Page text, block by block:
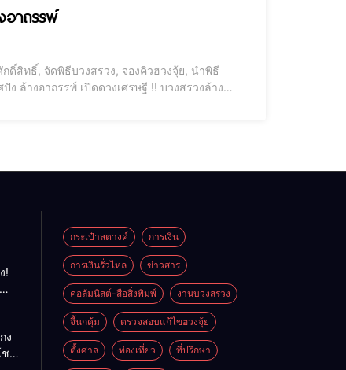
อาถรรพ์
รษฐี !! บวงสรวงล้าง
!
ง
ชค
กระเป๋าสตางค์ การเงิน
การเงินรั่วไหล ข่าวสาร
คอลัมนิสต์-สื่อสิ่งพิมพ์ งานบวงสรวง
จี้นกคุ้ม ตรวจสอบแก้ไขฮวงจุ้ย
ตั้งศาล ท่องเที่ยว ที่ปรึกษา